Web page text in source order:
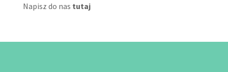
Napisz do nas tutaj